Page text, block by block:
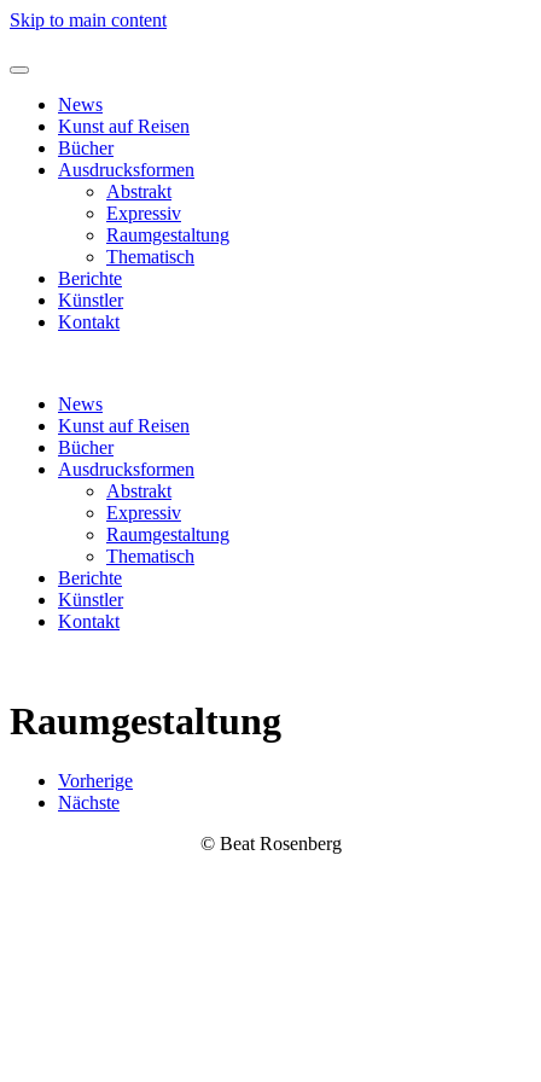
Skip to main content
News
Kunst auf Reisen
Bücher
Ausdrucksformen
Abstrakt
Expressiv
Raumgestaltung
Thematisch
Berichte
Künstler
Kontakt
News
Kunst auf Reisen
Bücher
Ausdrucksformen
Abstrakt
Expressiv
Raumgestaltung
Thematisch
Berichte
Künstler
Kontakt
Raumgestaltung
Vorherige
Nächste
© Beat Rosenberg